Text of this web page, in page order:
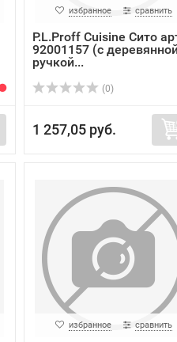
избранное сравнить
P.L.Proff Cuisine Сито
92001157 (с
ручкой...
(0)
1 257,05 руб.
избранное сравнить